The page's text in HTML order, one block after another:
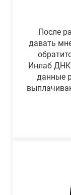
После
давать
Инлаб ДНК
данные